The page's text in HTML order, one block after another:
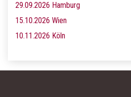
29.09.2026 Hamburg
15.10.2026 Wien
10.11.2026 Köln